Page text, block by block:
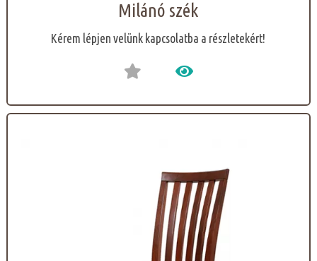
Milánó szék
Kérem lépjen velünk kapcsolatba a részletekért!